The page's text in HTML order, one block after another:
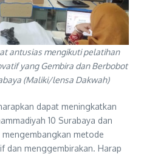
antusias mengikuti pelatihan
yang Gembira dan Berbobot
(Maliki/lensa Dakwah)
dapat meningkatkan
10 Surabaya dan
metode
dan menggembirakan. Harap